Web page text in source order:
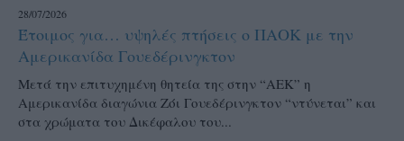
28/07/2026
Έτοιμος για… υψηλές πτήσεις ο ΠΑΟΚ με την
Αμερικανίδα Γουεδέρινγκτον
Μετά την επιτυχημένη θητεία της στην “ΑΕΚ” η
Αμερικανίδα διαγώνια Ζόι Γουεδέρινγκτον “ντύνεται” και
στα χρώματα του Δικέφαλου του...